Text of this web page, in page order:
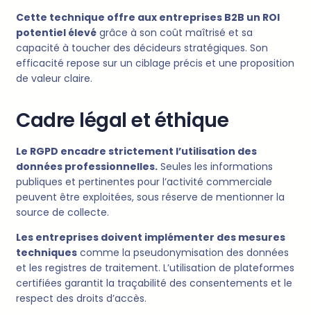
Cette technique offre aux entreprises B2B un ROI
potentiel élevé grâce à son coût maîtrisé et sa
capacité à toucher des décideurs stratégiques. Son
efficacité repose sur un ciblage précis et une proposition
de valeur claire.
Cadre légal et éthique
Le RGPD encadre strictement l’utilisation des
données professionnelles. Seules les informations
publiques et pertinentes pour l’activité commerciale
peuvent être exploitées, sous réserve de mentionner la
source de collecte.
Les entreprises doivent implémenter des mesures
techniques comme la pseudonymisation des données
et les registres de traitement. L’utilisation de plateformes
certifiées garantit la traçabilité des consentements et le
respect des droits d’accès.